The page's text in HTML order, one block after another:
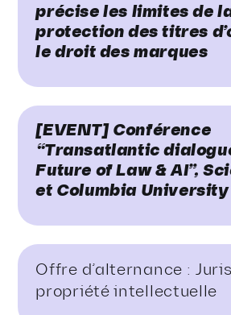
précise les limites de
protection des titres
le droit des marques
[EVENT] Conférence
“Transatlantic
Future of Law & AI”,
et Columbia University
Offre d’alternance :
propriété intellectuelle